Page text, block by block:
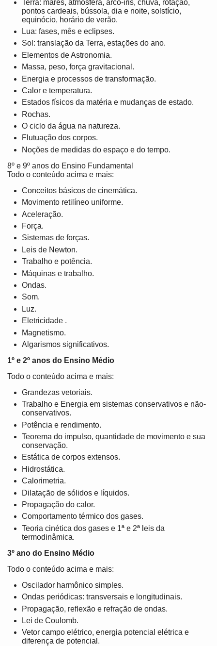
Terra: marés, atmosfera, arco-íris, chuva, rotação,
pontos cardeais, bússola, dia e noite, solstício,
equinócio, horário de verão.
Lua: fases, mês e eclipses.
Sol: translação da Terra, estações do ano.
Elementos de Astronomia.
Massa, peso, força gravitacional.
Energia e processos de transformação.
Calor e temperatura.
Estados físicos da matéria e mudanças de estado.
Rochas.
O ciclo da água na natureza.
Flutuação dos corpos.
Noções de medidas do espaço e do tempo.
8º e 9º anos do Ensino Fundamental
Todo o conteúdo acima e mais:
Conceitos básicos de cinemática.
Movimento retilíneo uniforme.
Aceleração.
Força.
Sistemas de forças.
Leis de Newton.
Trabalho e potência.
Máquinas e trabalho.
Ondas.
Som.
Luz.
Eletricidade .
Magnetismo.
Algarismos significativos.
1º e 2º anos do Ensino Médio
Todo o conteúdo acima e mais:
Grandezas vetoriais.
Trabalho e Energia em sistemas conservativos e não-
conservativos.
Potência e rendimento.
Teorema do impulso, quantidade de movimento e sua
conservação.
Estática de corpos extensos.
Hidrostática.
Calorimetria.
Dilatação de sólidos e líquidos.
Propagação do calor.
Comportamento térmico dos gases.
Teoria cinética dos gases e 1ª e 2ª leis da
termodinâmica.
3º ano do Ensino Médio
Todo o conteúdo acima e mais:
Oscilador harmônico simples.
Ondas periódicas: transversais e longitudinais.
Propagação, reflexão e refração de ondas.
Lei de Coulomb.
Vetor campo elétrico, energia potencial elétrica e
diferença de potencial.